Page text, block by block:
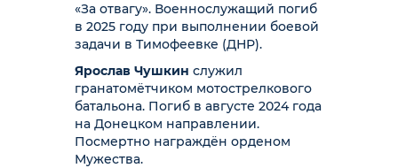
«За отвагу». Военнослужащий погиб
в 2025 году при выполнении боевой
задачи в Тимофеевке (ДНР).
Ярослав Чушкин служил
гранатомётчиком мотострелкового
батальона. Погиб в августе 2024 года
на Донецком направлении.
Посмертно награждён орденом
Мужества.